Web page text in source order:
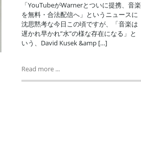
「YouTubeがWarnerとついに提携、音楽
を無料・合法配信へ」というニュースに
沈思黙考な今日この頃ですが、「音楽は
遅かれ早かれ”水”の様な存在になる」と
いう、David Kusek &amp […]
Read more ...